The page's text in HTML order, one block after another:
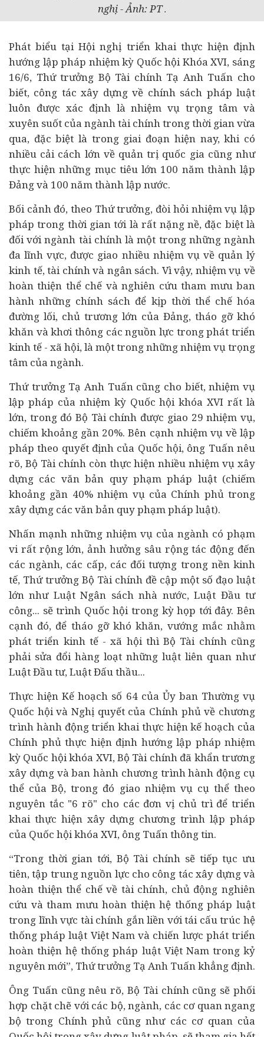
nghị - Ảnh: PT.
Phát biểu tại Hội nghị triển khai thực hiện định
hướng lập pháp nhiệm kỳ Quốc hội Khóa XVI, sáng
16/6, Thứ trưởng Bộ Tài chính Tạ Anh Tuấn cho
biết, công tác xây dựng về chính sách pháp luật
luôn được xác định là nhiệm vụ trọng tâm và
xuyên suốt của ngành tài chính trong thời gian vừa
qua, đặc biệt là trong giai đoạn hiện nay, khi có
nhiều cải cách lớn về quản trị quốc gia cũng như
thực hiện những mục tiêu lớn 100 năm thành lập
Đảng và 100 năm thành lập nước.
Bối cảnh đó, theo Thứ trưởng, đòi hỏi nhiệm vụ lập
pháp trong thời gian tới là rất nặng nề, đặc biệt là
đối với ngành tài chính là một trong những ngành
đa lĩnh vực, được giao nhiều nhiệm vụ về quản lý
kinh tế, tài chính và ngân sách. Vì vậy, nhiệm vụ về
hoàn thiện thể chế và nghiên cứu tham mưu ban
hành những chính sách để kịp thời thể chế hóa
đường lối, chủ trương lớn của Đảng, tháo gỡ khó
khăn và khơi thông các nguồn lực trong phát triển
kinh tế - xã hội, là một trong những nhiệm vụ trọng
tâm của ngành.
Thứ trưởng Tạ Anh Tuấn cũng cho biết, nhiệm vụ
lập pháp của nhiệm kỳ Quốc hội khóa XVI rất là
lớn, trong đó Bộ Tài chính được giao 29 nhiệm vụ,
chiếm khoảng gần 20%. Bên cạnh nhiệm vụ về lập
pháp theo quyết định của Quốc hội, ông Tuấn nêu
rõ, Bộ Tài chính còn thực hiện nhiều nhiệm vụ xây
dựng các văn bản quy phạm pháp luật (chiếm
khoảng gần 40% nhiệm vụ của Chính phủ trong
xây dựng các văn bản quy phạm pháp luật).
Nhấn mạnh những nhiệm vụ của ngành có phạm
vi rất rộng lớn, ảnh hưởng sâu rộng tác động đến
các ngành, các cấp, các đối tượng trong nền kinh
tế, Thứ trưởng Bộ Tài chính đề cập một số đạo luật
lớn như Luật Ngân sách nhà nước, Luật Đầu tư
công... sẽ trình Quốc hội trong kỳ họp tới đây. Bên
cạnh đó, để tháo gỡ khó khăn, vướng mắc nhằm
phát triển kinh tế -xã hội thì Bộ Tài chính cũng
phải sửa đổi hàng loạt những luật liên quan như
Luật Đầu tư, Luật Đấu thầu...
Thực hiện Kế hoạch số 64 của Ủy ban Thường vụ
Quốc hội và Nghị quyết của Chính phủ về chương
trình hành động triển khai thực hiện kế hoạch của
Chính phủ thực hiện định hướng lập pháp nhiệm
kỳ Quốc hội khóa XVI, Bộ Tài chính đã khẩn trương
xây dựng và ban hành chương trình hành động cụ
thể của Bộ, trong đó giao nhiệm vụ cụ thể theo
nguyên tắc "6 rõ" cho các đơn vị chủ trì để triển
khai thực hiện xây dựng chương trình lập pháp
của Quốc hội khóa XVI, ông Tuấn thông tin.
“Trong thời gian tới, Bộ Tài chính sẽ tiếp tục ưu
tiên, tập trung nguồn lực cho công tác xây dựng và
hoàn thiện thể chế về tài chính, chủ động nghiên
cứu và tham mưu hoàn thiện hệ thống pháp luật
trong lĩnh vực tài chính gắn liền với tái cấu trúc hệ
thống pháp luật Việt Nam và chiến lược phát triển
hoàn thiện hệ thống pháp luật Việt Nam trong kỷ
nguyên mới”, Thứ trưởng Tạ Anh Tuấn khẳng định.
Ông Tuấn cũng nêu rõ, Bộ Tài chính cũng sẽ phối
hợp chặt chẽ với các bộ, ngành, các cơ quan ngang
bộ trong Chính phủ cũng như các cơ quan của